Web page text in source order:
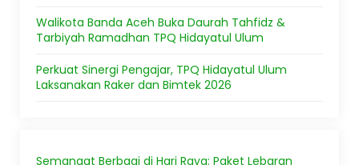
Walikota Banda Aceh Buka Daurah Tahfidz &
Tarbiyah Ramadhan TPQ Hidayatul Ulum
Perkuat Sinergi Pengajar, TPQ Hidayatul Ulum
Laksanakan Raker dan Bimtek 2026
Semangat Berbagi di Hari Raya: Paket Lebaran